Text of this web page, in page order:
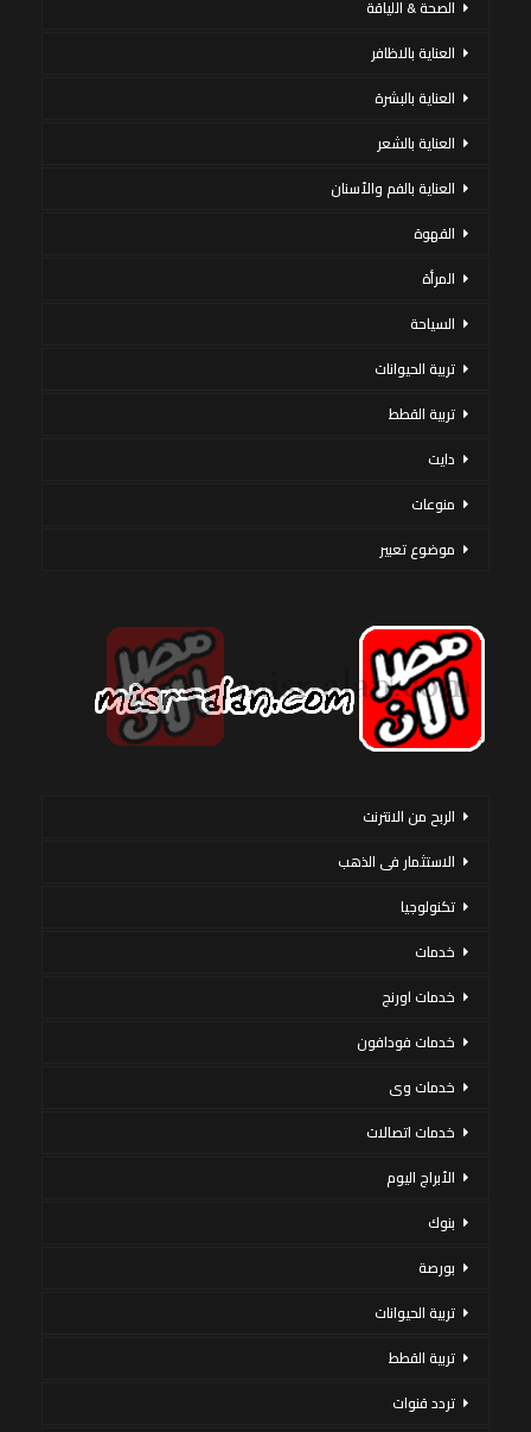
الصحة & اللياقة
العناية بالاظافر
العناية بالبشرة
العناية بالشعر
العناية بالفم والأسنان
القهوة
المرأة
السياحة
تربية الحيوانات
تربية القطط
دايت
منوعات
موضوع تعبير
الربح من الانترنت
الاستثمار فى الذهب
تكنولوجيا
خدمات
خدمات اورنج
خدمات فودافون
خدمات وى
خدمات اتصالات
الأبراج اليوم
بنوك
بورصة
تربية الحيوانات
تربية القطط
تردد قنوات